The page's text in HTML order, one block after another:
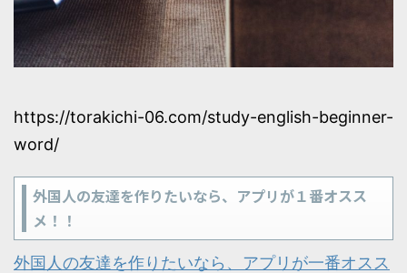
https://torakichi-06.com/study-english-beginner-
word/
外国人の友達を作りたいなら、アプリが１番オスス
メ！！
外国人の友達を作りたいなら、アプリが一番オスス